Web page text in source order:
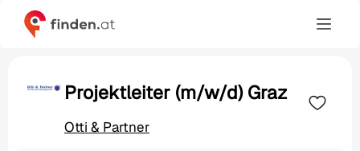
Projektleiter (m/w/d) Graz
Otti & Partner